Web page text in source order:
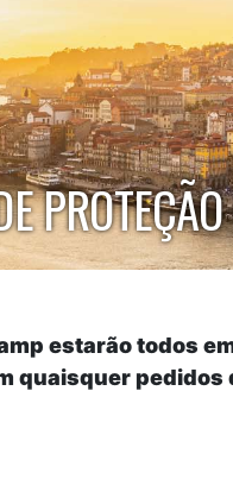
estarão todos
quaisquer